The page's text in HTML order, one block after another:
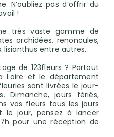
N’oubliez pas d’offrir du
!
très vaste gamme de
orchidées, renoncules,
lisianthus entre autres.
de 123fleurs ? Partout
Loire et le département
sont livrées le jour-
Dimanche, jours fériés,
vos fleurs tous les jours
le jour, pensez à lancer
pour une réception de